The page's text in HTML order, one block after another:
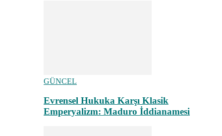
GÜNCEL
Evrensel Hukuka Karşı Klasik
Emperyalizm: Maduro İddianamesi